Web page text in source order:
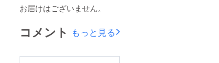
お届けはございません。
コメント もっと見る